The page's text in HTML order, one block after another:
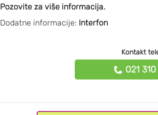
Pozovite za više informacija.
Dodatne informacije: Interfon
Kontakt
021